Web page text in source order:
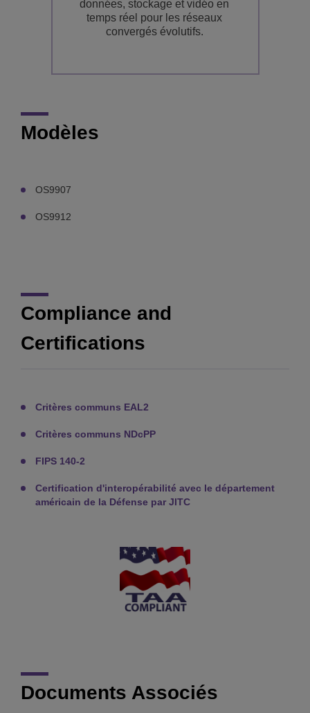
données, stockage et vidéo en
temps réel pour les réseaux
convergés évolutifs.
Modèles
OS9907
OS9912
Compliance and
Certifications
Critères communs EAL2
Critères communs NDcPP
FIPS 140-2
Certification d'interopérabilité avec le département
américain de la Défense par JITC
Documents Associés